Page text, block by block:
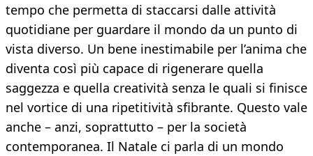
tempo che permetta di staccarsi dalle attività
quotidiane per guardare il mondo da un punto di
vista diverso. Un bene inestimabile per l’anima che
diventa così più capace di rigenerare quella
saggezza e quella creatività senza le quali si finisce
nel vortice di una ripetitività sfibrante. Questo vale
anche – anzi, soprattutto – per la società
contemporanea. Il Natale ci parla di un mondo